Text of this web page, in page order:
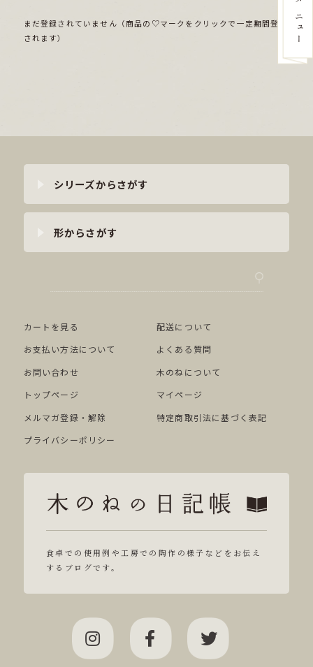
まだ登録されていません（商品の♡マークをクリックで一定期間登録
されます）
シリーズからさがす
形からさがす
カートを見る
配送について
お支払い方法について
よくある質問
お問い合わせ
木のねについて
トップページ
マイページ
メルマガ登録・解除
特定商取引法に基づく表記
プライバシーポリシー
食卓での使用例や工房での陶作の様子などをお伝え
するブログです。